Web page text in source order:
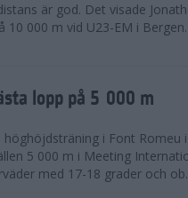
är god. Det visade
10 000 m vid U23-EM i Bergen.
lopp på 5 000 m
höghöjdsträning i Font Romeu
5 000 m i Meeting
med 17-18 grader och